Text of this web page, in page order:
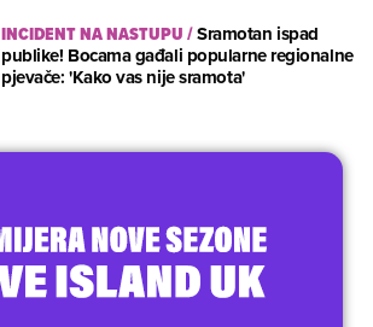
INCIDENT NA NASTUPU/Sramotan ispad
publike! Bocama gađali popularne regionalne
pjevače: 'Kako vas nije sramota'